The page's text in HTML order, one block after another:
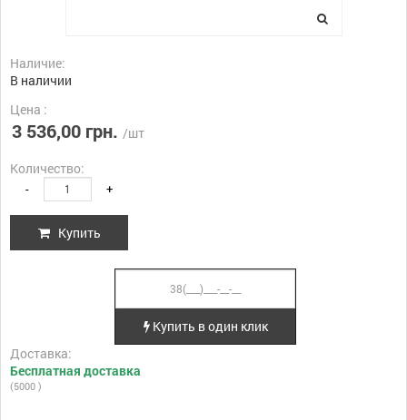
Наличие:
В наличии
Цена :
3 536,00 грн. /шт
Количество:
- +
Купить
Купить в один клик
Доставка:
Бесплатная доставка
(5000 )